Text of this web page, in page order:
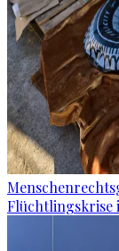
Flüchtlingskrise